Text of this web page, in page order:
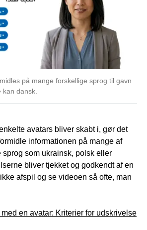
på mange forskellige sprog til gavn
dansk.
avatars bliver skabt i, gør det
informationen på mange af
som ukrainsk, polsk eller
bliver tjekket og godkendt af en
afspil og se videoen så ofte, man
en avatar: Kriterier for udskrivelse